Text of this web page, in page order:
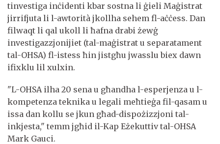
tinvestiga inċidenti kbar sostna li ġieli Maġistrat
jirrifjuta li l-awtorità jkollha sehem fl-aċċess. Dan
filwaqt li qal ukoll li ħafna drabi żewġ
investigazzjonijiet (tal-maġistrat u separatament
tal-OHSA) fl-istess ħin jistgħu jwasslu biex dawn
ifixklu lil xulxin.
"L-OHSA ilha 20 sena u għandha l-esperjenza u l-
kompetenza teknika u legali meħtieġa fil-qasam u
issa dan kollu se jkun għad-dispożizzjoni tal-
inkjesta," temm jgħid il-Kap Eżekuttiv tal-OHSA
Mark Gauci.